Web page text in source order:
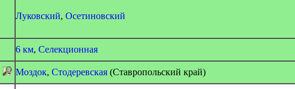
Луковский, Осетиновский
6 км, Селекционная
Моздок, Стодеревская (Ставропольский край)